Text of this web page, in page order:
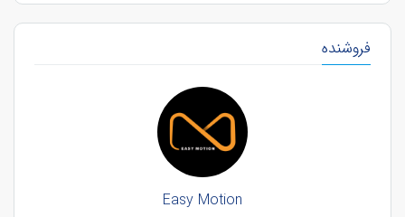
فروشنده
Easy Motion